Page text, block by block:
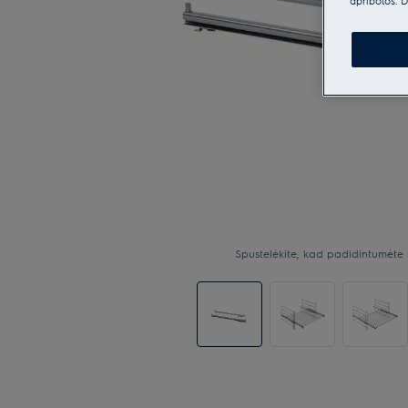
Spustelėkite, kad padidintumėte